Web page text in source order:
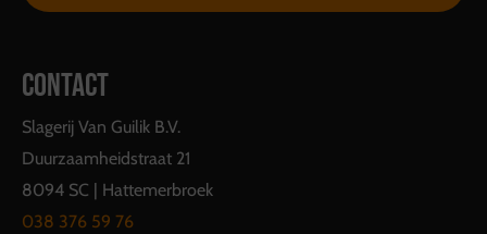
CONTACT
Slagerij Van Guilik B.V.
Duurzaamheidstraat 21
8094 SC | Hattemerbroek
038 376 59 76